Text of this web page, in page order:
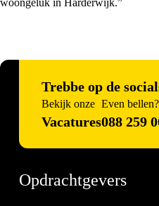
Trebbe op de
Bekijk onze
Vacatures
Even bellen?
088 259
Opdrachtgevers